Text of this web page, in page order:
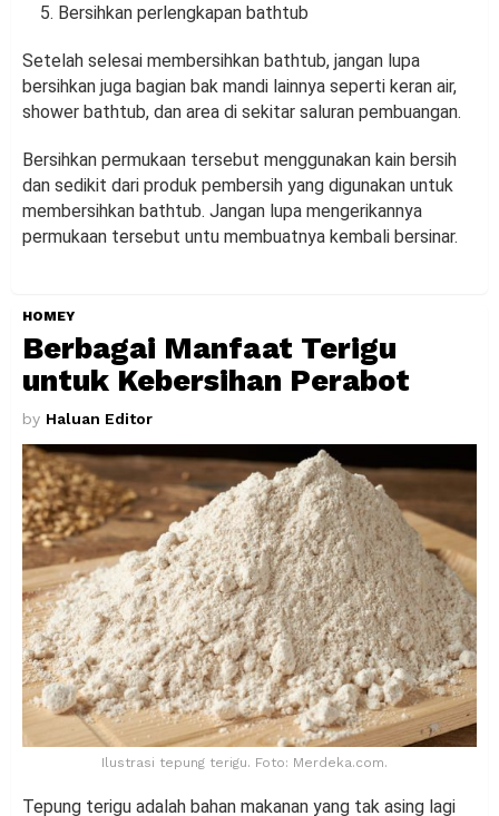
Bersihkan perlengkapan bathtub
Setelah selesai membersihkan bathtub, jangan lupa
bersihkan juga bagian bak mandi lainnya seperti keran air,
shower bathtub, dan area di sekitar saluran pembuangan.
Bersihkan permukaan tersebut menggunakan kain bersih
dan sedikit dari produk pembersih yang digunakan untuk
membersihkan bathtub. Jangan lupa mengerikannya
permukaan tersebut untu membuatnya kembali bersinar.
HOMEY
Berbagai Manfaat Terigu
untuk Kebersihan Perabot
by Haluan Editor
Ilustrasi tepung terigu. Foto: Merdeka.com.
Tepung terigu adalah bahan makanan yang tak asing lagi